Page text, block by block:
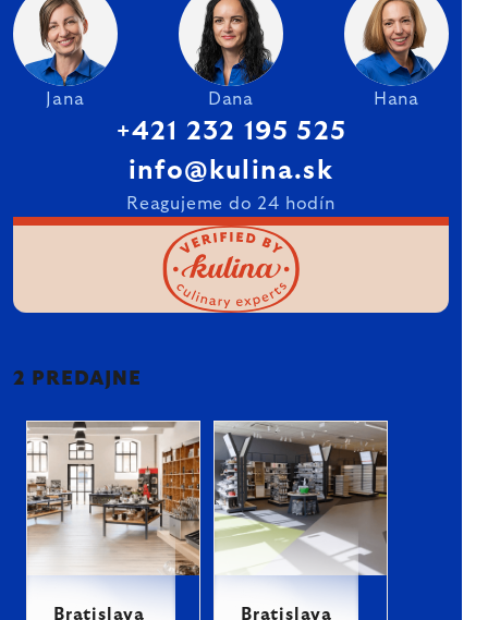
Jana Dana Hana
+421 232 195 525
info@kulina.sk
Reagujeme do 24 hodín
2 PREDAJNE
Bratislava Bratislava